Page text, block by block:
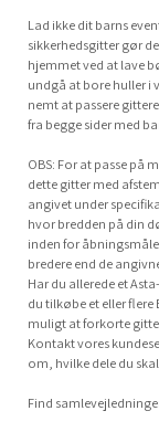
Lad ikke dit barns
sikkerhedsgitter gør
hjemmet ved at lave
undgå at bore huller i
nemt at passere
fra begge sider med
OBS: For at passe på
dette gitter med
angivet under
hvor bredden på din
inden for
bredere end de
Har du allerede et
du tilkøbe et eller flere
muligt at forkorte
Kontakt vores
om, hvilke dele du
Find